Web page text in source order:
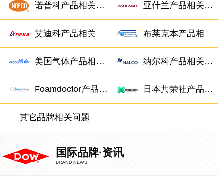
诺普科产品相关问题 亚什兰产品相关问题
艾迪科产品相关问题 布莱克本产品相关问题
美国气体产品相关问题 纳尔科产品相关问题
Foamdoctor产品相关问题 日本共荣社产品相关问题
其它品牌相关问题
国际品牌·资讯
BRAND NEWS